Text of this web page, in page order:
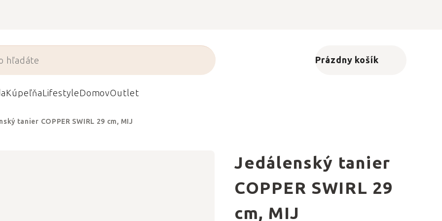
Nákupný košík
Prázdny košík
KúpeľňaLifestyleDomovOutlet
tanier COPPER SWIRL 29 cm, MIJ
Jedálenský tanier
COPPER SWIRL 29
cm, MIJ